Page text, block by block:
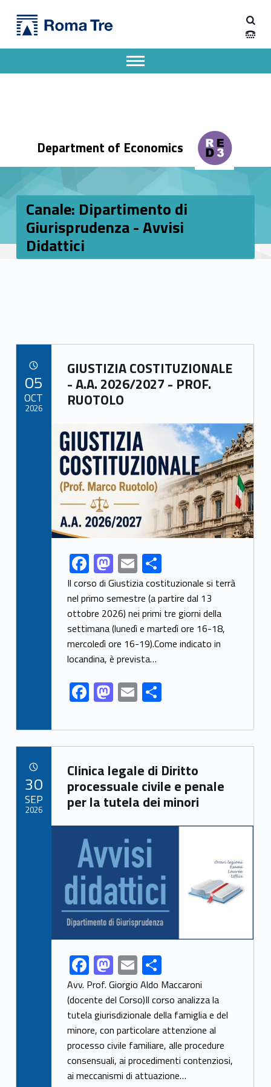
Canale: Dipartimento di Giurisprudenza - Avvisi Didattici - Dipartimento di Economia
Department of Economics
Apri il menu secondario
Header info sidebar
Canale: Dipartimento di
Giurisprudenza - Avvisi
Didattici
Link identifier archive #link-archive-10735
GIUSTIZIA COSTITUZIONALE
- A.A. 2026/2027 - PROF.
RUOTOLO
Link identifier archive #link-archive-thumb-soap-79950
Link identifier share facebook archive #share-link-archive-19756F
ac
e
b
o
o
k
M
as
to
d
o
n
E
m
ai
l
S
h
ar
e
Il corso di Giustizia costituzionale si terrà
nel primo semestre (a partire dal 13
ottobre 2026) nei primi tre giorni della
settimana (lunedì e martedì ore 16-18,
mercoledì ore 16-19).Come indicato in
locandina, è prevista…
F
ac
e
b
o
o
k
M
as
to
d
o
n
E
m
ai
l
S
ar
e
05
OCT
2026
Link identifier archive #link-archive-31045
Clinica legale di Diritto
processuale civile e penale
per la tutela dei minori
Link identifier archive #link-archive-thumb-soap-44008
Link identifier share facebook archive #share-link-archive-87512F
ac
e
b
o
o
M
as
to
d
o
n
E
m
ai
l
S
h
ar
e
Avv. Prof. Giorgio Aldo Maccaroni
(docente del Corso)Il corso analizza la
tutela giurisdizionale della famiglia e del
minore, con particolare attenzione al
processo civile familiare, alle procedure
consensuali, ai procedimenti contenziosi,
ai meccanismi di attuazione…
30
SEP
2026